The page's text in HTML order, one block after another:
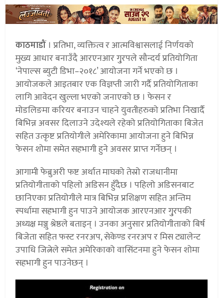
काठमाडौं। प्रतिभा, व्यक्तित्व र आत्मविश्वासलाई निर्णयको
मुख्य आधार बनाउँदै आरएनआर गु्रपले सौन्दर्य प्रतियोगिता
‘नेपाल्स ब्युटी डिभा–२०१८’ आयोजना गर्ने भएको छ ।
आयोजकले आइतबार एक विज्ञप्ती जारी गर्दै प्रतियोगिताका
लागि आवेदन खुल्ला भएको जनाएको छ । फेसन र
मोडलिङमा करियर बनाउन चाहने युवतीहरुको प्रतिभा निखार्दै
बिभिन्न अवसर दिलाउने उदेश्यले रहेको प्रतियोगिताका बिजेत
सहित उत्कृष्ट प्रतियोगीले अमेरिकामा आयोजना हुने बिभिन्न
फेसन शोमा समेत सहभागी हुने अवसर प्राप्त गर्नेछन् ।
आगामी फेब्रुअरी फष्ट अर्थात माघको तेस्रो राजधानीमा
प्रतियोगीताको पहिलो अडिसन हुँदैछ । पहिलो अडिसनबाट
छानिएका प्रतियोगीले मात्र बिभिन्न प्रशिक्षण सहित अन्तिम
स्पर्धामा सहभागी हुन पाउने आयोजक आरएनआर गु्रपकी
अध्यक्ष मञ्जु श्रेष्ठले बताइन् । उनका अनुसार प्रतियोगीताको बिर्ष
बिजेता सहित फस्ट रनरअप, सेकेण्ड रनरअप र मिस ट्यालेन्ट
उपाधि जित्नेले समेत अमेरिकाको वासिंटनमा हुने फेसन शोमा
सहभागी हुन पाउनेछन् ।